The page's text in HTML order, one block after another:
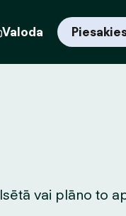
Valoda
vai plāno to